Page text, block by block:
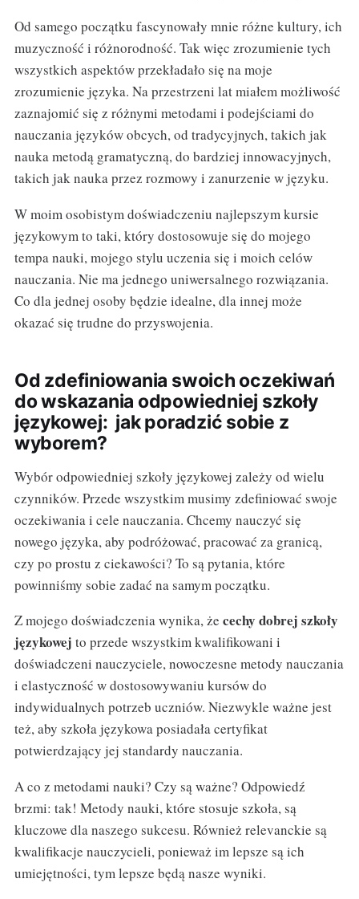
Od samego początku fascynowały mnie różne kultury, ich
muzyczność i różnorodność. Tak więc zrozumienie tych
wszystkich aspektów przekładało się na moje
zrozumienie języka. Na przestrzeni lat miałem możliwość
zaznajomić się z różnymi metodami i podejściami do
nauczania języków obcych, od tradycyjnych, takich jak
nauka metodą gramatyczną, do bardziej innowacyjnych,
takich jak nauka przez rozmowy i zanurzenie w języku.
W moim osobistym doświadczeniu najlepszym kursie
językowym to taki, który dostosowuje się do mojego
tempa nauki, mojego stylu uczenia się i moich celów
nauczania. Nie ma jednego uniwersalnego rozwiązania.
Co dla jednej osoby będzie idealne, dla innej może
okazać się trudne do przyswojenia.
Od zdefiniowania swoich oczekiwań
do wskazania odpowiedniej szkoły
językowej: jak poradzić sobie z
wyborem?
Wybór odpowiedniej szkoły językowej zależy od wielu
czynników. Przede wszystkim musimy zdefiniować swoje
oczekiwania i cele nauczania. Chcemy nauczyć się
nowego języka, aby podróżować, pracować za granicą,
czy po prostu z ciekawości? To są pytania, które
powinniśmy sobie zadać na samym początku.
Z mojego doświadczenia wynika, że cechy dobrej szkoły
językowej to przede wszystkim kwalifikowani i
doświadczeni nauczyciele, nowoczesne metody nauczania
i elastyczność w dostosowywaniu kursów do
indywidualnych potrzeb uczniów. Niezwykle ważne jest
też, aby szkoła językowa posiadała certyfikat
potwierdzający jej standardy nauczania.
A co z metodami nauki? Czy są ważne? Odpowiedź
brzmi: tak! Metody nauki, które stosuje szkoła, są
kluczowe dla naszego sukcesu. Również relevanckie są
kwalifikacje nauczycieli, ponieważ im lepsze są ich
umiejętności, tym lepsze będą nasze wyniki.